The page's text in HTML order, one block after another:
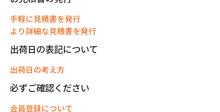
手軽に見積書を発行
より詳細な見積書を発行
出荷日の表記について
出荷日の考え方
必ずご確認ください
会員登録について